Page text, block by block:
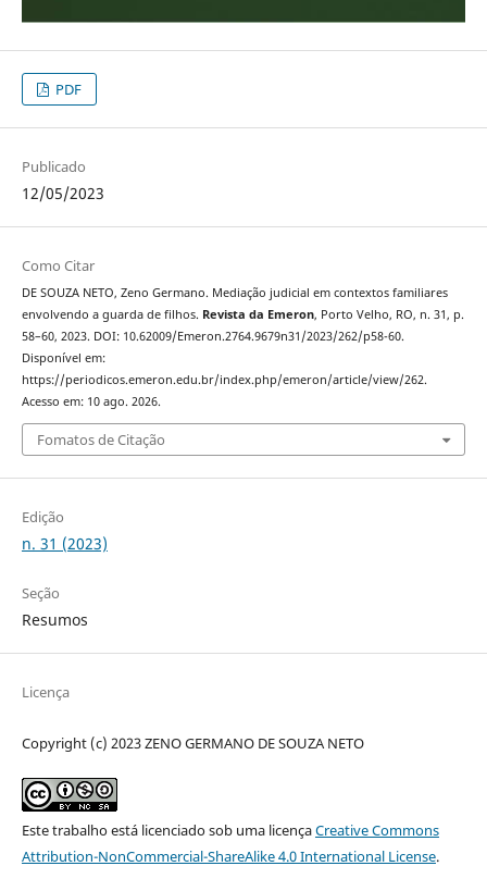
PDF
Publicado
12/05/2023
Como Citar
DE SOUZA NETO, Zeno Germano. Mediação judicial em contextos familiares
envolvendo a guarda de filhos. Revista da Emeron, Porto Velho, RO, n. 31, p.
58–60, 2023. DOI: 10.62009/Emeron.2764.9679n31/2023/262/p58-60.
Disponível em:
https://periodicos.emeron.edu.br/index.php/emeron/article/view/262.
Acesso em: 10 ago. 2026.
Fomatos de Citação
Edição
n. 31 (2023)
Seção
Resumos
Licença
Copyright (c) 2023 ZENO GERMANO DE SOUZA NETO
Este trabalho está licenciado sob uma licençaCreative Commons
Attribution-NonCommercial-ShareAlike 4.0 International License.